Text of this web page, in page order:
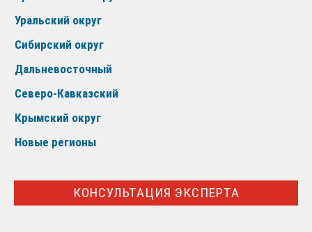
Уральский округ
Сибирский округ
Дальневосточный
Северо-Кавказский
Крымский округ
Новые регионы
КОНСУЛЬТАЦИЯ ЭКСПЕРТА